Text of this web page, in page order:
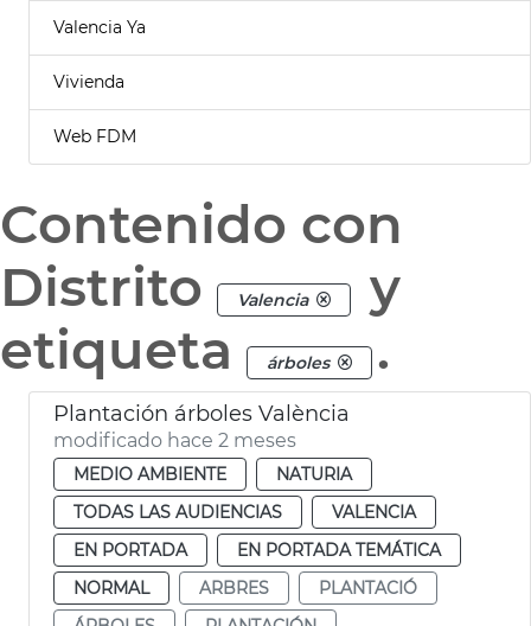
Valencia Ya
Vivienda
Web FDM
Contenido con
Distrito
Valencia
y
etiqueta
árboles .
Plantación árboles València
modificado hace 2 meses
MEDIO AMBIENTE
NATURIA
TODAS LAS AUDIENCIAS
VALENCIA
EN PORTADA
EN PORTADA TEMÁTICA
NORMAL
ARBRES
PLANTACIÓ